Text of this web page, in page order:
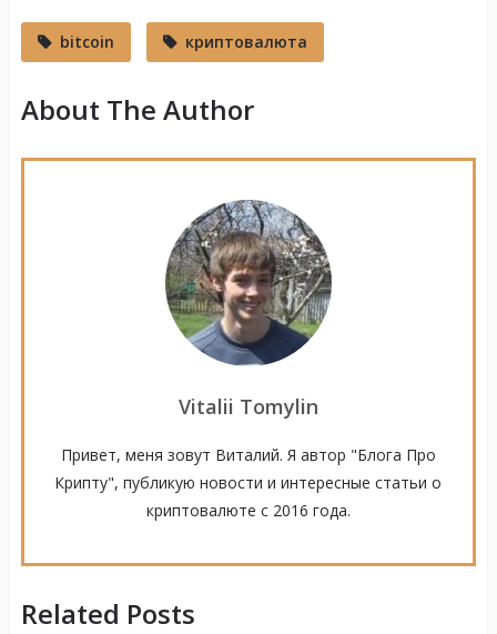
bitcoin криптовалюта
About The Author
Vitalii Tomylin
Привет, меня зовут Виталий. Я автор "Блога Про
Крипту", публикую новости и интересные статьи о
криптовалюте с 2016 года.
Related Posts